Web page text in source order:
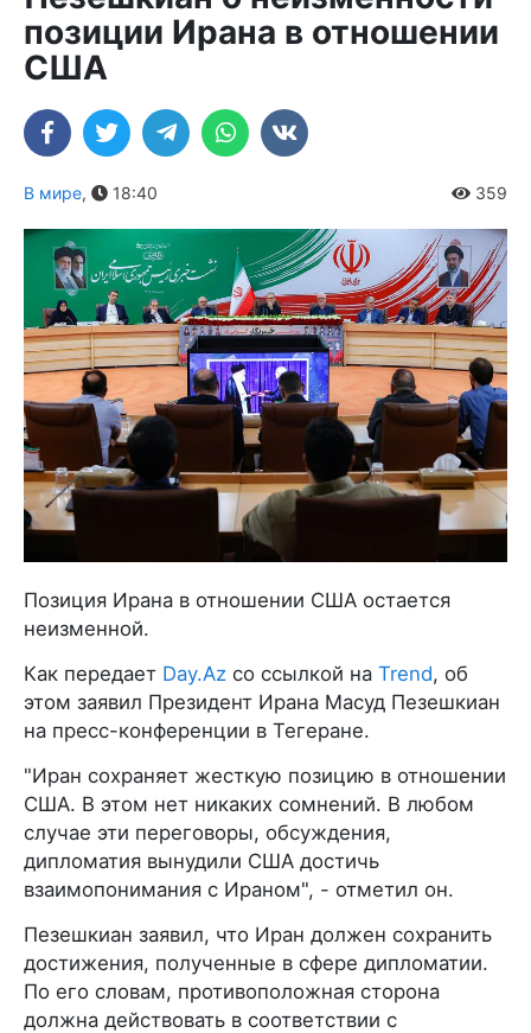
позиции Ирана в отношении
США
В мире, 18:40 359
Позиция Ирана в отношении США остается
неизменной.
Как передает Day.Az со ссылкой на Trend, об
этом заявил Президент Ирана Масуд Пезешкиан
на пресс-конференции в Тегеране.
"Иран сохраняет жесткую позицию в отношении
США. В этом нет никаких сомнений. В любом
случае эти переговоры, обсуждения,
дипломатия вынудили США достичь
взаимопонимания с Ираном", - отметил он.
Пезешкиан заявил, что Иран должен сохранить
достижения, полученные в сфере дипломатии.
По его словам, противоположная сторона
должна действовать в соответствии с